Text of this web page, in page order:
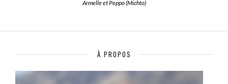
Armelle et Peppo (Michto)
À PROPOS